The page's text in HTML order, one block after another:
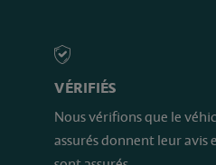
VÉRIFIÉS
Nous vérifions que le
assurés donnent leur avis